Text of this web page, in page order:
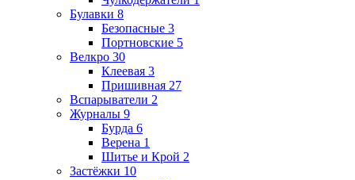
Булавки 8
Безопасные 3
Портновские 5
Велкро 30
Клеевая 3
Пришивная 27
Вспарыватели 2
Журналы 9
Бурда 6
Верена 1
Шитье и Крой 2
Застёжки 10